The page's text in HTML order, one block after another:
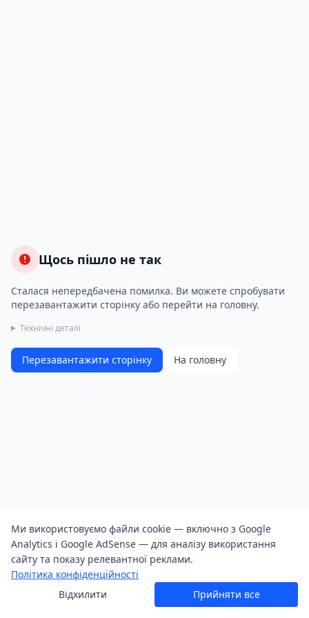
Щось пішло не так
Сталася непередбачена помилка. Ви можете спробувати
перезавантажити сторінку або перейти на головну.
Технічні деталі
Перезавантажити сторінку На головну
Ми використовуємо файли cookie — включно з Google
Analytics і Google AdSense — для аналізу використання
сайту та показу релевантної реклами.
Політика конфіденційності
Відхилити
Прийняти все